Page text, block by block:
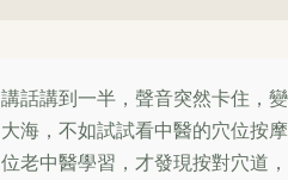
講話講到一半，聲音突然卡住，
大海，不如試試看中醫的穴位按
位老中醫學習，才發現按對穴道